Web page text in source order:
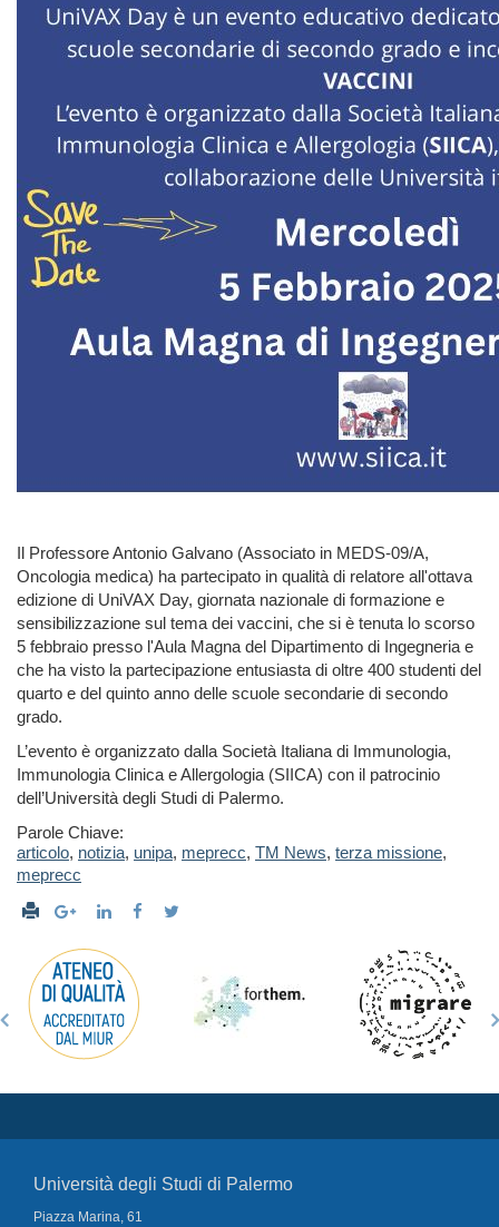
Il Professore Antonio Galvano (Associato in MEDS-09/A,
Oncologia medica) ha partecipato in qualità di relatore all'ottava
edizione di UniVAX Day, giornata nazionale di formazione e
sensibilizzazione sul tema dei vaccini, che si è tenuta lo scorso
5 febbraio presso l'Aula Magna del Dipartimento di Ingegneria e
che ha visto la partecipazione entusiasta di oltre 400 studenti del
quarto e del quinto anno delle scuole secondarie di secondo
grado.
L’evento è organizzato dalla Società Italiana di Immunologia,
Immunologia Clinica e Allergologia (SIICA) con il patrocinio
dell’Università degli Studi di Palermo.
Parole Chiave:
articolo, notizia, unipa, meprecc, TM News, terza missione,
meprecc
Università degli Studi di Palermo
Piazza Marina, 61